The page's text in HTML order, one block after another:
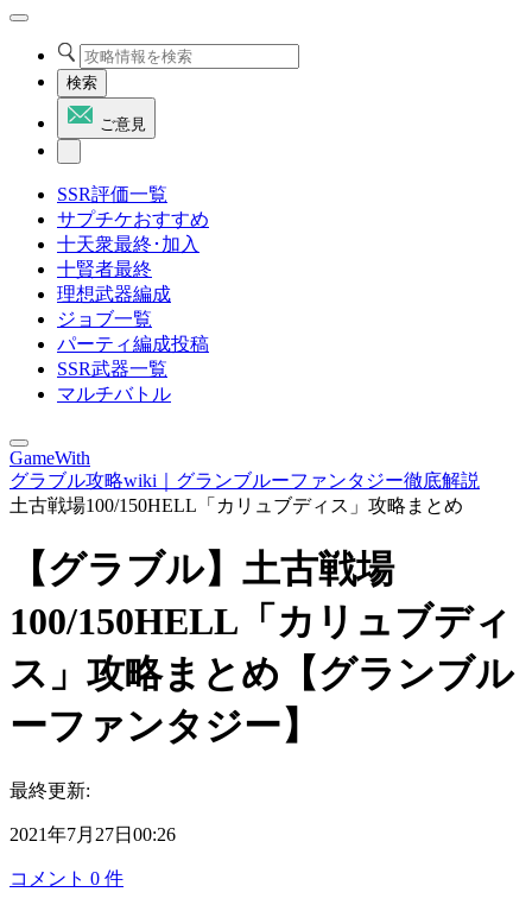
検索
ご意見
SSR評価一覧
サプチケおすすめ
十天衆最終･加入
十賢者最終
理想武器編成
ジョブ一覧
パーティ編成投稿
SSR武器一覧
マルチバトル
GameWith
グラブル攻略wiki｜グランブルーファンタジー徹底解説
土古戦場100/150HELL「カリュブディス」攻略まとめ
【グラブル】土古戦場
100/150HELL「カリュブディ
ス」攻略まとめ【グランブル
ーファンタジー】
最終更新:
2021年7月27日00:26
コメント 0 件